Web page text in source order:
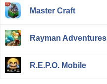
Master Craft
Rayman Adventures
R.E.P.O. Mobile